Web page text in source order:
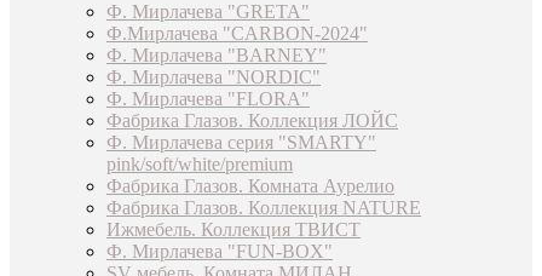
Ф. Мирлачева "GRETA"
Ф.Мирлачева "CARBON-2024"
Ф. Мирлачева "BARNEY"
Ф. Мирлачева "NORDIC"
Ф. Мирлачева "FLORA"
Фабрика Глазов. Коллекция ЛОЙС
Ф. Мирлачева серия "SMARTY"
pink/soft/white/premium
Фабрика Глазов. Комната Аурелио
Фабрика Глазов. Коллекция NATURE
Ижмебель. Коллекция ТВИСТ
Ф. Мирлачева "FUN-BOX"